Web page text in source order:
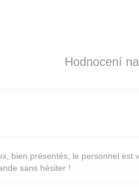
Hodnocení
bien présentés, le personnel
sans hésiter !